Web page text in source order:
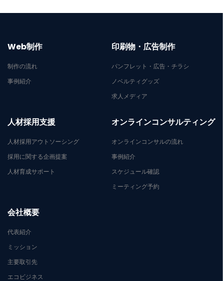
Web制作
制作の流れ
事例紹介
印刷物・広告制作
パンフレット・広告・チラシ
ノベルティグッズ
求人メディア
人材採用支援
人材採用アウトソーシング
採用に関する企画提案
人材育成サポート
オンラインコンサルティング
オンラインコンサルの流れ
事例紹介
スケジュール確認
ミーティング予約
会社概要
代表紹介
ミッション
主要取引先
エコビジネス